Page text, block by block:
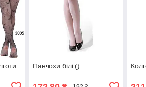
Панчохи білі ()